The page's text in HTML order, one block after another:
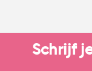
Schrijf